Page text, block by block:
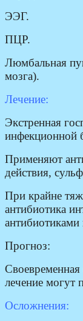
ЭЭГ.
ПЦР.
Люмбальная
мозга).
Лечение:
Экстренная
инфекционной
Применяют
действия,
При крайне
антибиотика
антибиотиками
Прогноз:
Своевременная
лечение могут
Осложнения: